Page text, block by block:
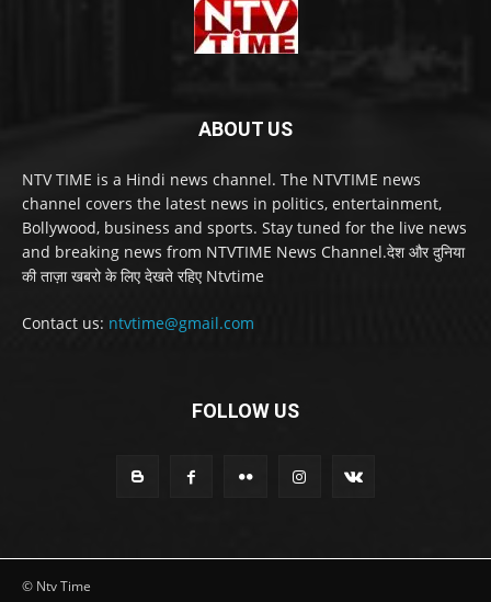
ABOUT US
NTV TIME is a Hindi news channel. The NTVTIME news
channel covers the latest news in politics, entertainment,
Bollywood, business and sports. Stay tuned for the live news
and breaking news from NTVTIME News Channel.देश और दुनिया
की ताज़ा खबरो के लिए देखते रहिए Ntvtime
Contact us: ntvtime@gmail.com
FOLLOW US
© Ntv Time